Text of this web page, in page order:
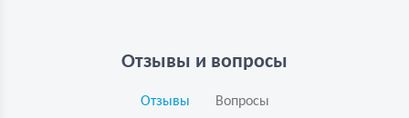
Отзывы и вопросы
Отзывы Вопросы